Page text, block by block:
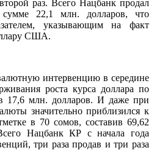
раз. Всего Нацбанк продал
22,1 млн. долларов, что
указывающим на факт
США.
интервенцию в середине
роста курса доллара по
17,6 млн. долларов. И даже при
значительно приблизился к
в 70 сомов, составив 69,62
Нацбанк КР с начала года
три раза продав и три раза